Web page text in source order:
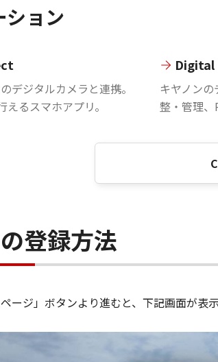
ション
デジタルカメラと連携。
るスマホアプリ。
キヤノン
整・管理、
登録方法
ージ」ボタンより進むと、下記画面が表示